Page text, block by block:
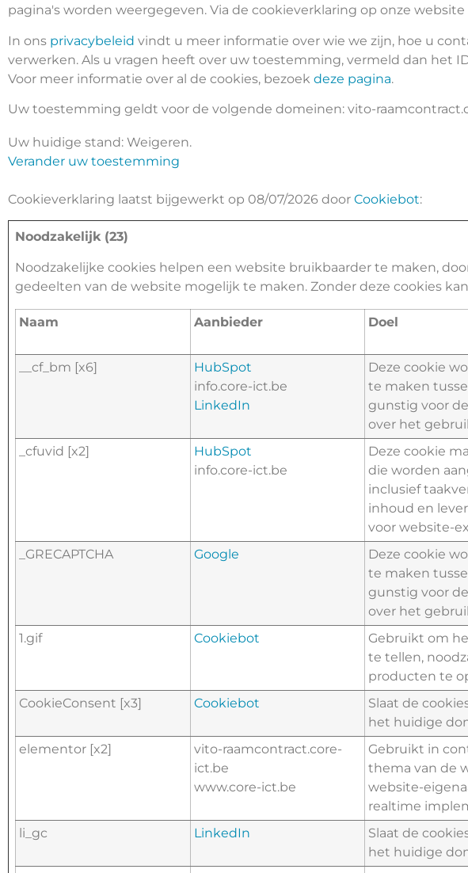
pagina's worden weergegeven. Via de cookieverklaring op onze
In ons privacybeleid vindt u meer informatie over wie we zijn, hoe u
verwerken. Als u vragen heeft over uw toestemming, vermeld dan het
Voor meer informatie over al de cookies, bezoek deze pagina.
Uw toestemming geldt voor de volgende domeinen: vito-
Uw huidige stand: Weigeren.
Verander uw toestemming
Cookieverklaring laatst bijgewerkt op 08/07/2026 door Cookiebot:
Noodzakelijk (23)
Noodzakelijke cookies helpen een website bruikbaarder te maken,
gedeelten van de website mogelijk te maken. Zonder deze cookies
Naam Aanbieder Doel
__cf_bm [x6]
HubSpot
info.core-ict.be
LinkedIn
Deze cookie
te maken
gunstig voor
over het
_cfuvid [x2]
HubSpot
info.core-ict.be
Deze cookie
die worden
inclusief
inhoud en
voor website-
_GRECAPTCHA Google
Deze cookie
te maken
gunstig voor
over het
1.gif Cookiebot
Gebruikt om
te tellen,
producten te
CookieConsent [x3] Cookiebot
Slaat de
het huidige
elementor [x2]
vito-raamcontract.core-
ict.be
www.core-ict.be
Gebruikt in
thema van de
website-
realtime
li_gc LinkedIn
Slaat de
het huidige